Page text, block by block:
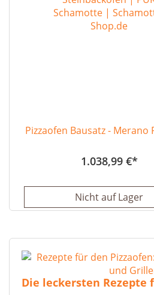
Pizzaofen Bausatz - Merano
1.038,99 €
Nicht auf Lager
Die leckersten Rezepte